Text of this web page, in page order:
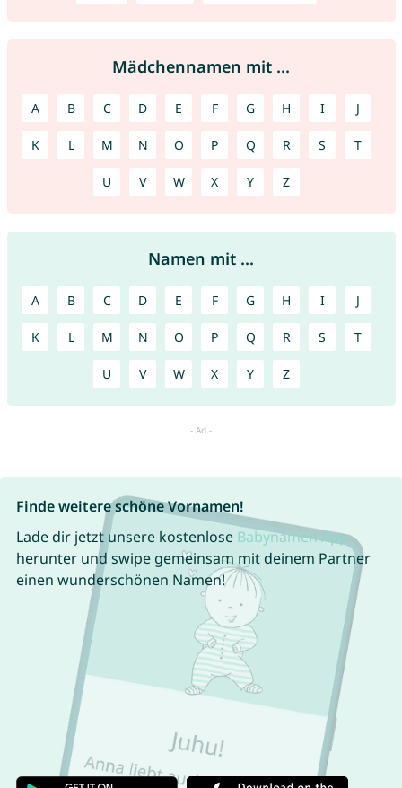
Mädchennamen mit ...
A B C D E F G H I J
K L M N O P Q R S T
U V W X Y Z
Namen mit ...
A B C D E F G H I J
K L M N O P Q R S T
U V W X Y Z
Finde weitere schöne Vornamen!
Lade dir jetzt unsere kostenlose Babynamen App
herunter und swipe gemeinsam mit deinem Partner
einen wunderschönen Namen!